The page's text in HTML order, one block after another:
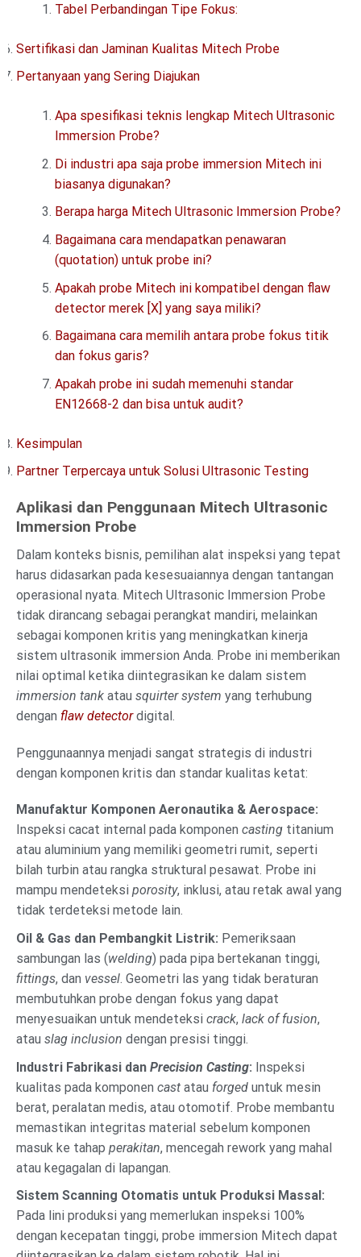
Tabel Perbandingan Tipe Fokus:
Sertifikasi dan Jaminan Kualitas Mitech Probe
Pertanyaan yang Sering Diajukan
Apa spesifikasi teknis lengkap Mitech Ultrasonic
Immersion Probe?
Di industri apa saja probe immersion Mitech ini
biasanya digunakan?
Berapa harga Mitech Ultrasonic Immersion Probe?
Bagaimana cara mendapatkan penawaran
(quotation) untuk probe ini?
Apakah probe Mitech ini kompatibel dengan flaw
detector merek [X] yang saya miliki?
Bagaimana cara memilih antara probe fokus titik
dan fokus garis?
Apakah probe ini sudah memenuhi standar
EN12668-2 dan bisa untuk audit?
Kesimpulan
Partner Terpercaya untuk Solusi Ultrasonic Testing
Aplikasi dan Penggunaan Mitech Ultrasonic
Immersion Probe
Dalam konteks bisnis, pemilihan alat inspeksi yang tepat
harus didasarkan pada kesesuaiannya dengan tantangan
operasional nyata. Mitech Ultrasonic Immersion Probe
tidak dirancang sebagai perangkat mandiri, melainkan
sebagai komponen kritis yang meningkatkan kinerja
sistem ultrasonik immersion Anda. Probe ini memberikan
nilai optimal ketika diintegrasikan ke dalam sistem
immersion tank atau squirter system yang terhubung
dengan flaw detectordigital.
Penggunaannya menjadi sangat strategis di industri
dengan komponen kritis dan standar kualitas ketat:
Manufaktur Komponen Aeronautika & Aerospace:
Inspeksi cacat internal pada komponen casting titanium
atau aluminium yang memiliki geometri rumit, seperti
bilah turbin atau rangka struktural pesawat. Probe ini
mampu mendeteksi porosity, inklusi, atau retak awal yang
tidak terdeteksi metode lain.
Oil & Gas dan Pembangkit Listrik: Pemeriksaan
sambungan las (welding) pada pipa bertekanan tinggi,
fittings, dan vessel. Geometri las yang tidak beraturan
membutuhkan probe dengan fokus yang dapat
menyesuaikan untuk mendeteksi crack, lack of fusion,
atau slag inclusion dengan presisi tinggi.
Industri Fabrikasi dan Precision Casting: Inspeksi
kualitas pada komponen cast atau forged untuk mesin
berat, peralatan medis, atau otomotif. Probe membantu
memastikan integritas material sebelum komponen
masuk ke tahap perakitan, mencegah rework yang mahal
atau kegagalan di lapangan.
Sistem Scanning Otomatis untuk Produksi Massal:
Pada lini produksi yang memerlukan inspeksi 100%
dengan kecepatan tinggi, probe immersion Mitech dapat